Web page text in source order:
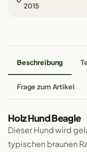
2015
Beschreibung
Frage zum Artikel
Holz Hund Beagle
Dieser Hund wird
typischen braunen